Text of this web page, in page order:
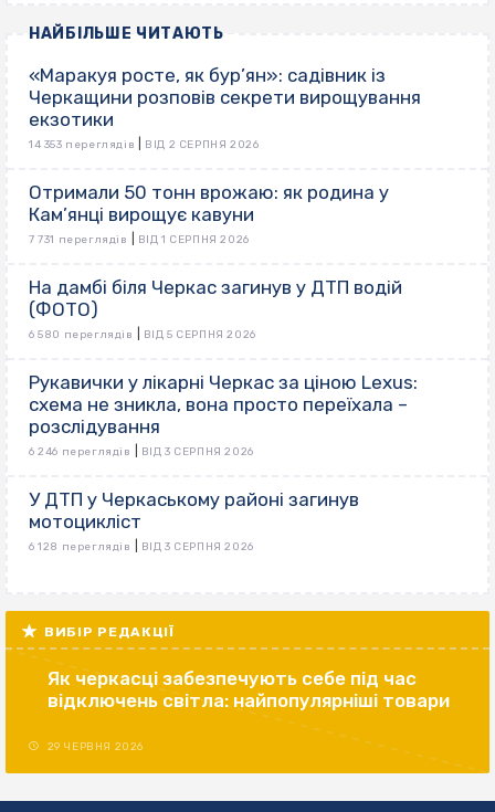
НАЙБІЛЬШЕ ЧИТАЮТЬ
«Маракуя росте, як бур’ян»: садівник із
Черкащини розповів секрети вирощування
екзотики
14 353 переглядів ВІД 2 СЕРПНЯ 2026
Отримали 50 тонн врожаю: як родина у
Кам’янці вирощує кавуни
7 731 переглядів ВІД 1 СЕРПНЯ 2026
На дамбі біля Черкас загинув у ДТП водій
(ФОТО)
6 580 переглядів ВІД 5 СЕРПНЯ 2026
Рукавички у лікарні Черкас за ціною Lexus:
схема не зникла, вона просто переїхала –
розслідування
6 246 переглядів ВІД 3 СЕРПНЯ 2026
У ДТП у Черкаському районі загинув
мотоцикліст
6 128 переглядів ВІД 3 СЕРПНЯ 2026
ВИБІР РЕДАКЦІЇ
Як черкасці забезпечують себе під час
відключень світла: найпопулярніші товари
29 ЧЕРВНЯ 2026